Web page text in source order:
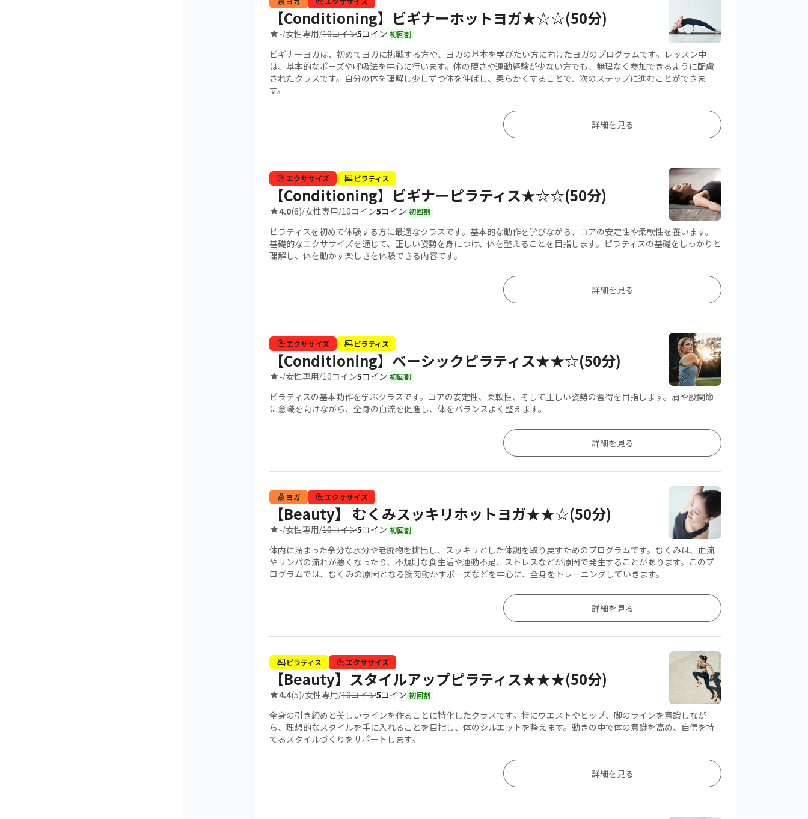
【Conditioning】ビギナーホットヨガ★☆☆(50分)
-/女性専用/10コイン5コイン 初回割
ビギナーヨガは、初めてヨガに挑戦する方や、ヨガの基本を学びたい方に向けたヨガのプログラムです。レッスン中
は、基本的なポーズや呼吸法を中心に行います。体の硬さや運動経験が少ない方でも、無理なく参加できるように配慮
されたクラスです。自分の体を理解し少しずつ体を伸ばし、柔らかくすることで、次のステップに進むことができま
す。
詳細を見る
エクササイズ ピラティス
【Conditioning】ビギナーピラティス★☆☆(50分)
4.0(6)/女性専用/10コイン5コイン 初回割
ピラティスを初めて体験する方に最適なクラスです。基本的な動作を学びながら、コアの安定性や柔軟性を養います。
基礎的なエクササイズを通じて、正しい姿勢を身につけ、体を整えることを目指します。ピラティスの基礎をしっかりと
理解し、体を動かす楽しさを体験できる内容です。
詳細を見る
エクササイズ ピラティス
【Conditioning】ベーシックピラティス★★☆(50分)
-/女性専用/10コイン5コイン 初回割
ピラティスの基本動作を学ぶクラスです。コアの安定性、柔軟性、そして正しい姿勢の習得を目指します。肩や股関節
に意識を向けながら、全身の血流を促進し、体をバランスよく整えます。
詳細を見る
ヨガ エクササイズ
【Beauty】 むくみスッキリホットヨガ★★☆(50分)
-/女性専用/10コイン5コイン 初回割
体内に溜まった余分な水分や老廃物を排出し、スッキリとした体調を取り戻すためのプログラムです。むくみは、血流
やリンパの流れが悪くなったり、不規則な食生活や運動不足、ストレスなどが原因で発生することがあります。このプ
ログラムでは、むくみの原因となる筋肉動かすポーズなどを中心に、全身をトレーニングしていきます。
詳細を見る
ピラティス エクササイズ
【Beauty】スタイルアップピラティス★★★(50分)
4.4(5)/女性専用/10コイン5コイン 初回割
全身の引き締めと美しいラインを作ることに特化したクラスです。特にウエストやヒップ、脚のラインを意識しなが
ら、理想的なスタイルを手に入れることを目指し、体のシルエットを整えます。動きの中で体の意識を高め、自信を持
てるスタイルづくりをサポートします。
詳細を見る